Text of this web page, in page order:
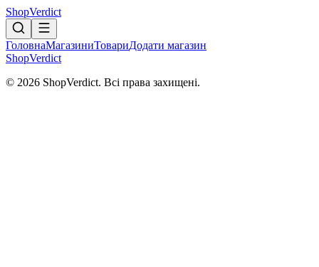
ShopVerdict
ГоловнаМагазиниТовариДодати магазин
ShopVerdict
© 2026 ShopVerdict. Всі права захищені.